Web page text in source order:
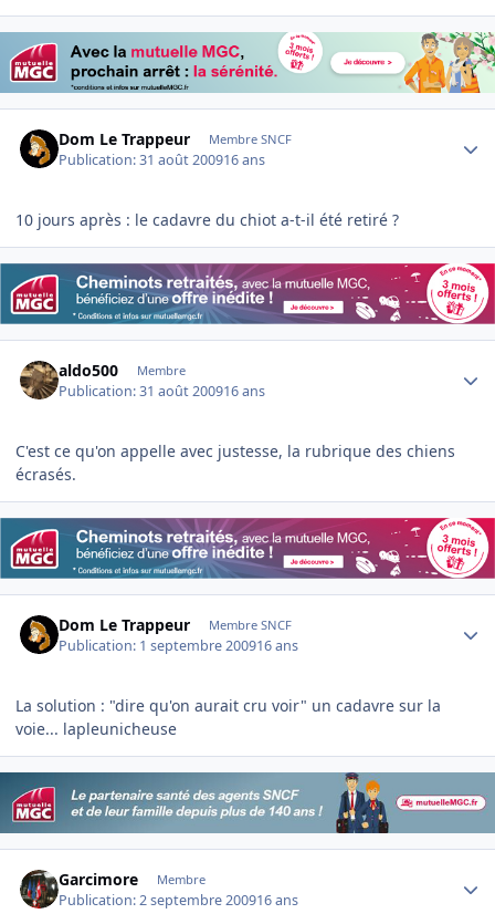
Dom Le Trappeur Membre SNCF
Publication:31 août 200916 ans
10 jours après : le cadavre du chiot a-t-il été retiré ?
aldo500 Membre
Publication:31 août 200916 ans
C'est ce qu'on appelle avec justesse, la rubrique des chiens
écrasés.
Dom Le Trappeur Membre SNCF
Publication: 1 septembre 200916 ans
La solution : "dire qu'on aurait cru voir" un cadavre sur la
voie... lapleunicheuse
Garcimore Membre
Publication:2 septembre 200916 ans